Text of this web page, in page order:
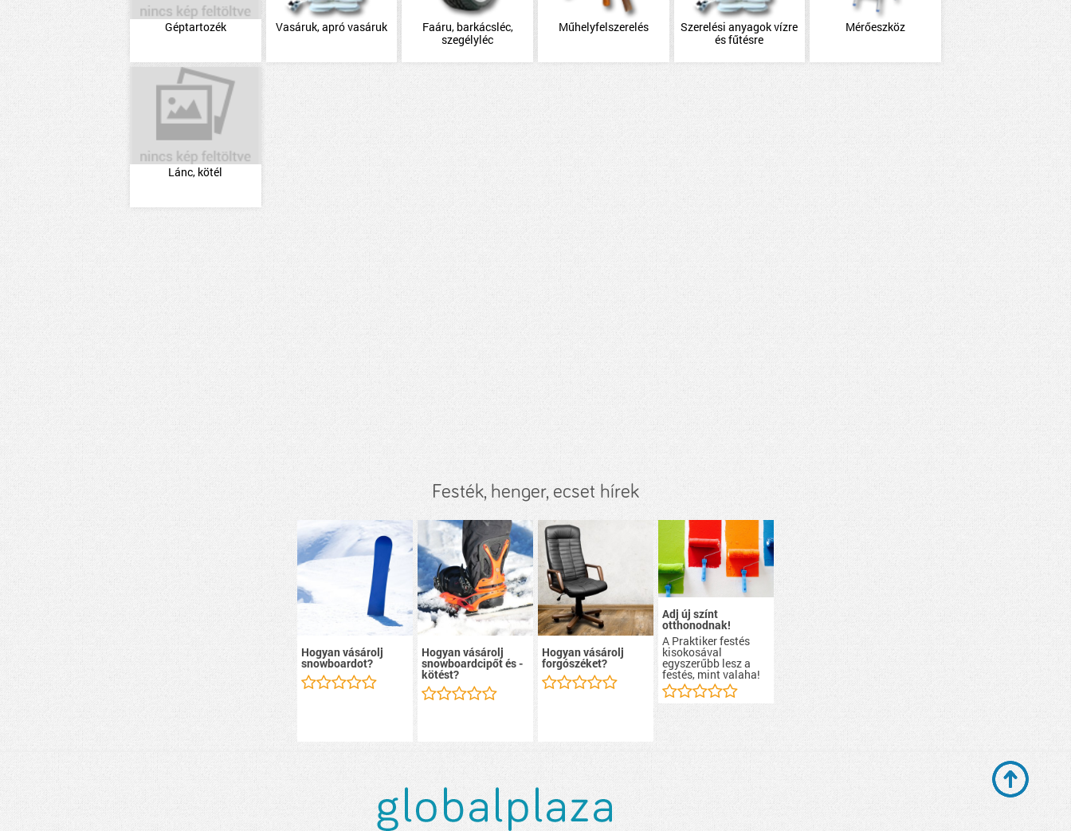
Géptartozék Vasáruk, apró vasáruk
Faáru, barkácsléc,
szegélyléc
Műhelyfelszerelés
Szerelési anyagok vízre
és fűtésre
Mérőeszköz
Lánc, kötél
Festék, henger, ecset hírek
Hogyan vásárolj
snowboardot?
Hogyan vásárolj
snowboardcipőt és -
kötést?
Hogyan vásárolj
forgószéket?
Adj új színt
otthonodnak!
A Praktiker festés
kisokosával
egyszerűbb lesz a
festés, mint valaha!